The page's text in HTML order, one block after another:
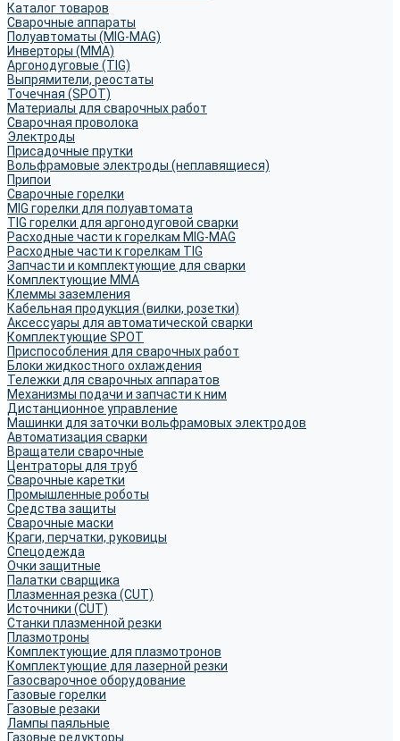
Каталог товаров
Сварочные аппараты
Полуавтоматы (MIG-MAG)
Инверторы (MMA)
Аргонодуговые (TIG)
Выпрямители, реостаты
Точечная (SPOT)
Материалы для сварочных работ
Сварочная проволока
Электроды
Присадочные прутки
Вольфрамовые электроды (неплавящиеся)
Припои
Сварочные горелки
MIG горелки для полуавтомата
TIG горелки для аргонодуговой сварки
Расходные части к горелкам MIG-MAG
Расходные части к горелкам TIG
Запчасти и комплектующие для сварки
Комплектующие ММА
Клеммы заземления
Кабельная продукция (вилки, розетки)
Аксессуары для автоматической сварки
Комплектующие SPOT
Приспособления для сварочных работ
Блоки жидкостного охлаждения
Тележки для сварочных аппаратов
Механизмы подачи и запчасти к ним
Дистанционное управление
Машинки для заточки вольфрамовых электродов
Автоматизация сварки
Вращатели сварочные
Центраторы для труб
Сварочные каретки
Промышленные роботы
Средства защиты
Сварочные маски
Краги, перчатки, руковицы
Спецодежда
Очки защитные
Палатки сварщика
Плазменная резка (CUT)
Источники (CUT)
Станки плазменной резки
Плазмотроны
Комплектующие для плазмотронов
Комплектующие для лазерной резки
Газосварочное оборудование
Газовые горелки
Газовые резаки
Лампы паяльные
Газовые редукторы